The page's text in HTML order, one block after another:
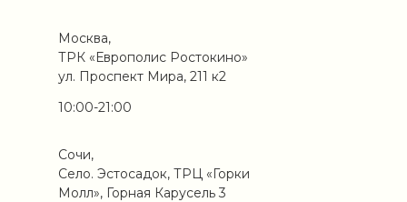
Сочи,
Село. Эстосадок, ТРЦ «Горки
Молл», Горная Карусель 3
10:00-21:00
Москва,
ТРК «Европолис Ростокино»
ул. Проспект Мира, 211 к2